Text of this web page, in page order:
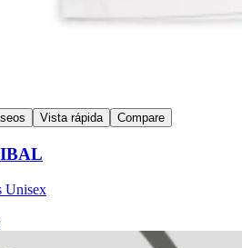
Vista rápida Compare
Unisex